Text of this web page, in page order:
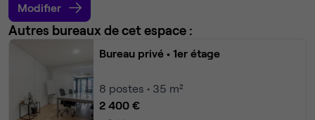
Modifier
Autres bureaux de cet espace :
Bureau privé • 1er étage
8 postes • 35 m²
2 400 €